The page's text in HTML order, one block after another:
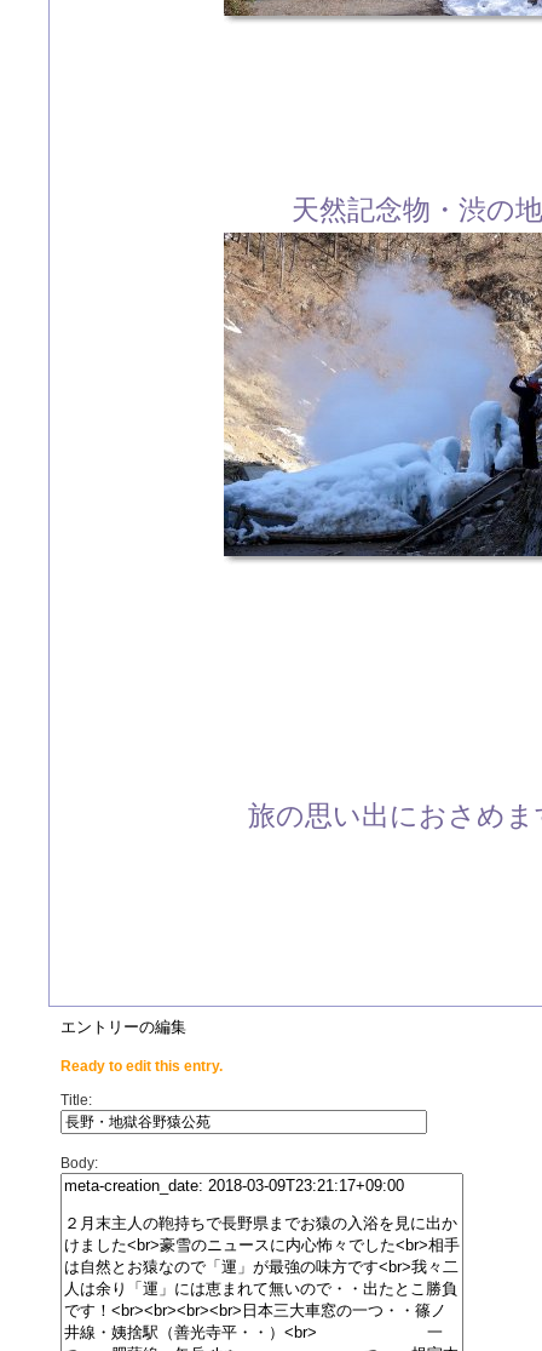
天然記念物・渋の
旅の思い出におさめま
エントリーの編集
Ready to edit this entry.
Title:
Body: